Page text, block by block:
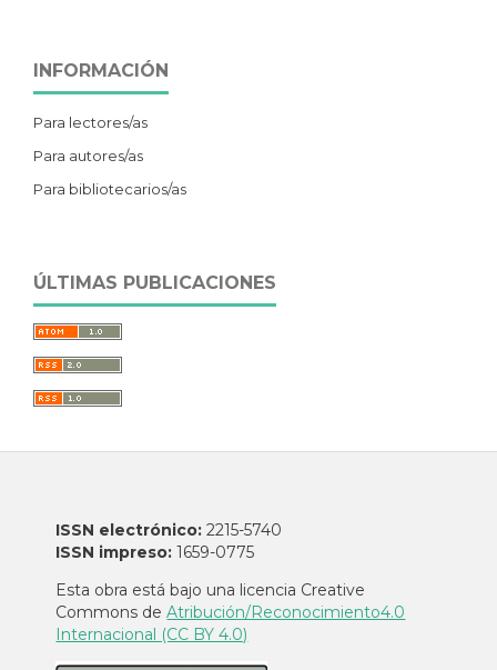
INFORMACIÓN
Para lectores/as
Para autores/as
Para bibliotecarios/as
ÚLTIMAS PUBLICACIONES
ISSN electrónico: 2215-5740
ISSN impreso: 1659-0775
Esta obra está bajo una licencia Creative
Commons deAtribución/Reconocimiento4.0
Internacional (CC BY 4.0)